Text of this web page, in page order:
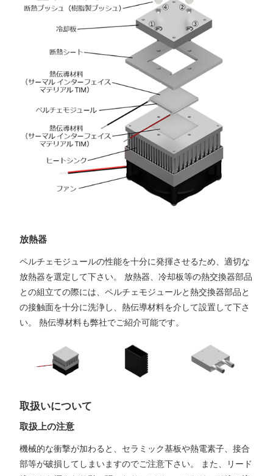
放熱器
ペルチェモジュールの性能を十分に発揮させるため、適切な
放熱器を選定して下さい。 放熱器、冷却板等の熱交換器部品
との組立ての際には、ペルチェモジュールと熱交換器部品と
の接触面を十分に洗浄し、熱伝導材料を介して設置して下さ
い。 熱伝導材料も弊社でご紹介可能です。
取扱いについて
取扱上の注意
機械的な衝撃が加わると、セラミック基板や熱電素子、接合
部等が破損してしまいますのでご注意下さい。 また、リード